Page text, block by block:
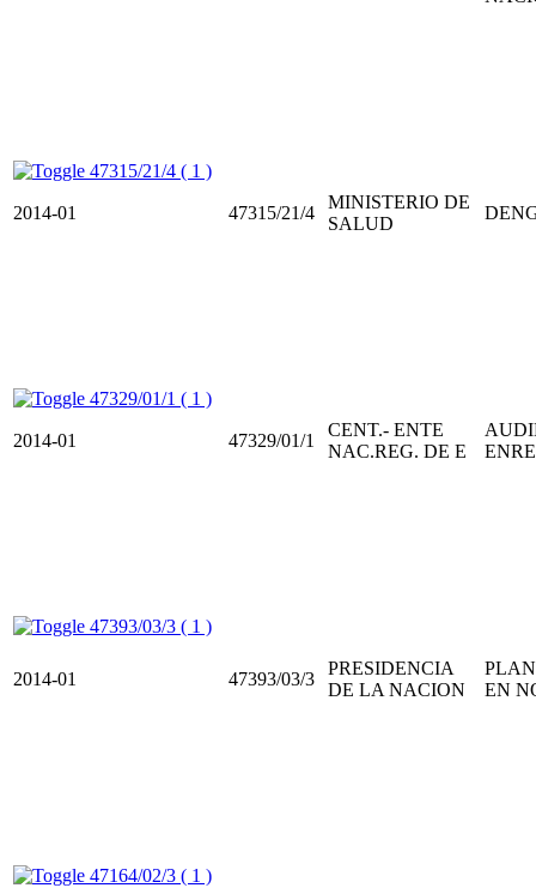
47315/21/4 ( 1 )
2014-01 47315/21/4
MINISTERIO DE
SALUD
47329/01/1 ( 1 )
2014-01 47329/01/1
CENT.- ENTE
NAC.REG. DE E
47393/03/3 ( 1 )
2014-01 47393/03/3
PRESIDENCIA
DE LA NACION
EN
47164/02/3 ( 1 )